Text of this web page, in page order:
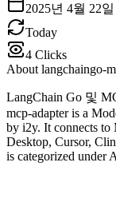
2025년 4월 22일
Today
4 Clicks
About langchaingo-
LangChain Go 및
mcp-adapter is a
by i2y. It connects to
Desktop, Cursor,
is categorized under